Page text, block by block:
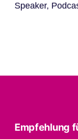
Speaker,
Empfehlung